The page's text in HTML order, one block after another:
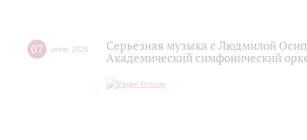
07 июня 2026
Серьезная музыка с Людмилой
Академический симфонический